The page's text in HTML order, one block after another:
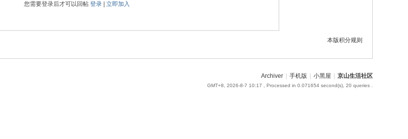
您需要登录后才可以回帖 登录| 立即加入
本版积分规则
Archiver 手机版 小黑屋 京山生活社区
GMT+8, 2026-8-7 10:17 , Processed in 0.071654 second(s), 20 queries .